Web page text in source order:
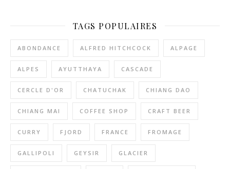
TAGS POPULAIRES
ABONDANCE ALFRED HITCHCOCK ALPAGE
ALPES AYUTTHAYA CASCADE
CERCLE D'OR CHATUCHAK CHIANG DAO
CHIANG MAI COFFEE SHOP CRAFT BEER
CURRY FJORD FRANCE FROMAGE
GALLIPOLI GEYSIR GLACIER